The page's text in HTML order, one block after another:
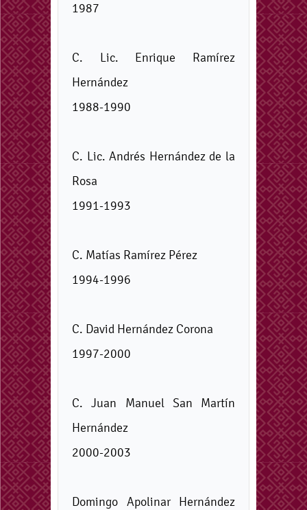
1987
C. Lic. Enrique Ramírez
Hernández
1988-1990
C. Lic. Andrés Hernández de la
Rosa
1991-1993
C. Matías Ramírez Pérez
1994-1996
C. David Hernández Corona
1997-2000
C. Juan Manuel San Martín
Hernández
2000-2003
Domingo Apolinar Hernández